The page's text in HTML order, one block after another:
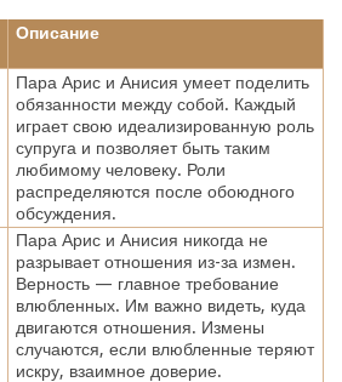
Описание
Пара Арис и Анисия умеет поделить
обязанности между собой. Каждый
играет свою идеализированную роль
супруга и позволяет быть таким
любимому человеку. Роли
распределяются после обоюдного
обсуждения.
Пара Арис и Анисия никогда не
разрывает отношения из-за измен.
Верность — главное требование
влюбленных. Им важно видеть, куда
двигаются отношения. Измены
случаются, если влюбленные теряют
искру, взаимное доверие.